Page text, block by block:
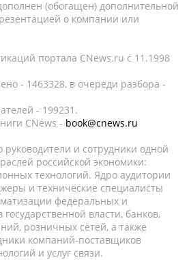
(обогащен) дополнительной
о компании или
портала CNews.ru c 11.1998
- 1463328, в очереди разбора -
- 199231.
CNews - book@cnews.ru
и сотрудники одной
российской экономики:
технологий. Ядро аудитории
и технические специалисты
федеральных и
власти, банков,
розничных сетей, а также
компаний-поставщиков
и услуг связи.